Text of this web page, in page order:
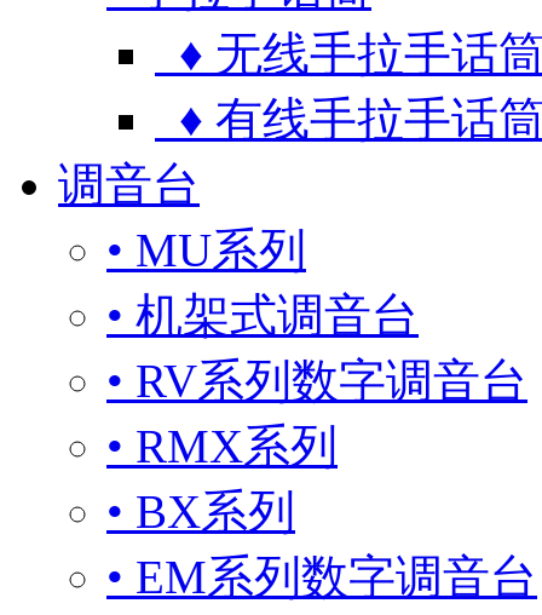
♦ 无线手拉手话
♦ 有线手拉手话
调音台
• MU系列
• 机架式调音台
• RV系列数字调音台
• RMX系列
• BX系列
• EM系列数字调音台